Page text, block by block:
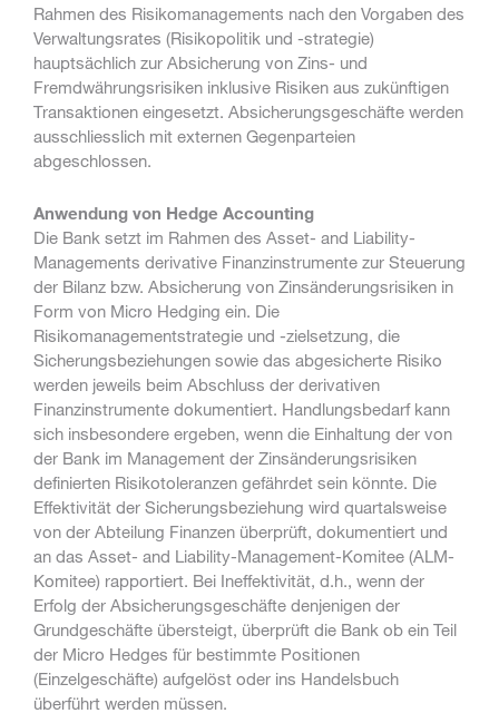
Rahmen des Risikomanagements nach den Vorgaben des
Verwaltungsrates (Risikopolitik und -strategie)
hauptsächlich zur Absicherung von Zins- und
Fremdwährungsrisiken inklusive Risiken aus zukünftigen
Transaktionen eingesetzt. Absicherungsgeschäfte werden
ausschliesslich mit externen Gegenparteien
abgeschlossen.
Anwendung von Hedge Accounting
Die Bank setzt im Rahmen des Asset- and Liability-
Managements derivative Finanzinstrumente zur Steuerung
der Bilanz bzw. Absicherung von Zinsänderungsrisiken in
Form von Micro Hedging ein. Die
Risikomanagementstrategie und -zielsetzung, die
Sicherungsbeziehungen sowie das abgesicherte Risiko
werden jeweils beim Abschluss der derivativen
Finanzinstrumente dokumentiert. Handlungsbedarf kann
sich insbesondere ergeben, wenn die Einhaltung der von
der Bank im Management der Zinsänderungsrisiken
definierten Risikotoleranzen gefährdet sein könnte. Die
Effektivität der Sicherungsbeziehung wird quartalsweise
von der Abteilung Finanzen überprüft, dokumentiert und
an das Asset- and Liability-Management-Komitee (ALM-
Komitee) rapportiert. Bei Ineffektivität, d.h., wenn der
Erfolg der Absicherungsgeschäfte denjenigen der
Grundgeschäfte übersteigt, überprüft die Bank ob ein Teil
der Micro Hedges für bestimmte Positionen
(Einzelgeschäfte) aufgelöst oder ins Handelsbuch
überführt werden müssen.